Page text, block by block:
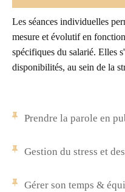
Les séances individuelles
mesure et évolutif en
spécifiques du salarié. Elles
disponibilités, au sein de la
Prendre la parole en
Gestion du stress et
Gérer son temps &